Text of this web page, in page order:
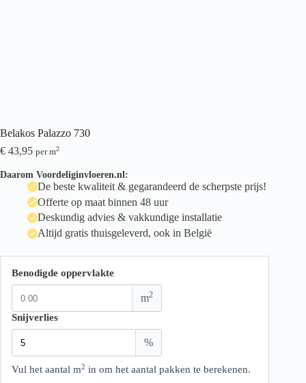
Belakos Palazzo 730
€ 43,95 per m2
Daarom Voordeliginvloeren.nl:
De beste kwaliteit & gegarandeerd de scherpste prijs!
Offerte op maat binnen 48 uur
Deskundig advies & vakkundige installatie
Altijd gratis thuisgeleverd, ook in België
Benodigde oppervlakte
m2
Snijverlies
%
Vul het aantal m2 in om het aantal pakken te berekenen.